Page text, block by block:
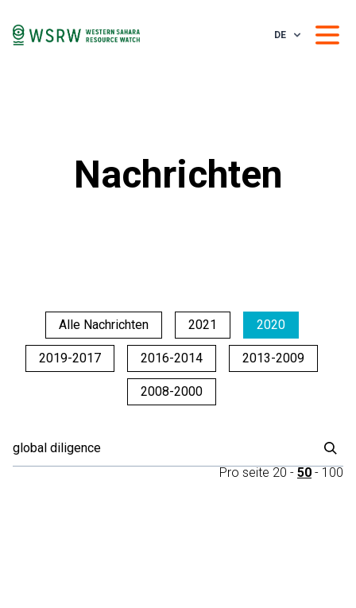
DE
Nachrichten
Alle Nachrichten 2021 2020
2019-2017 2016-2014 2013-2009
2008-2000
Pro seite 20 - 50 - 100